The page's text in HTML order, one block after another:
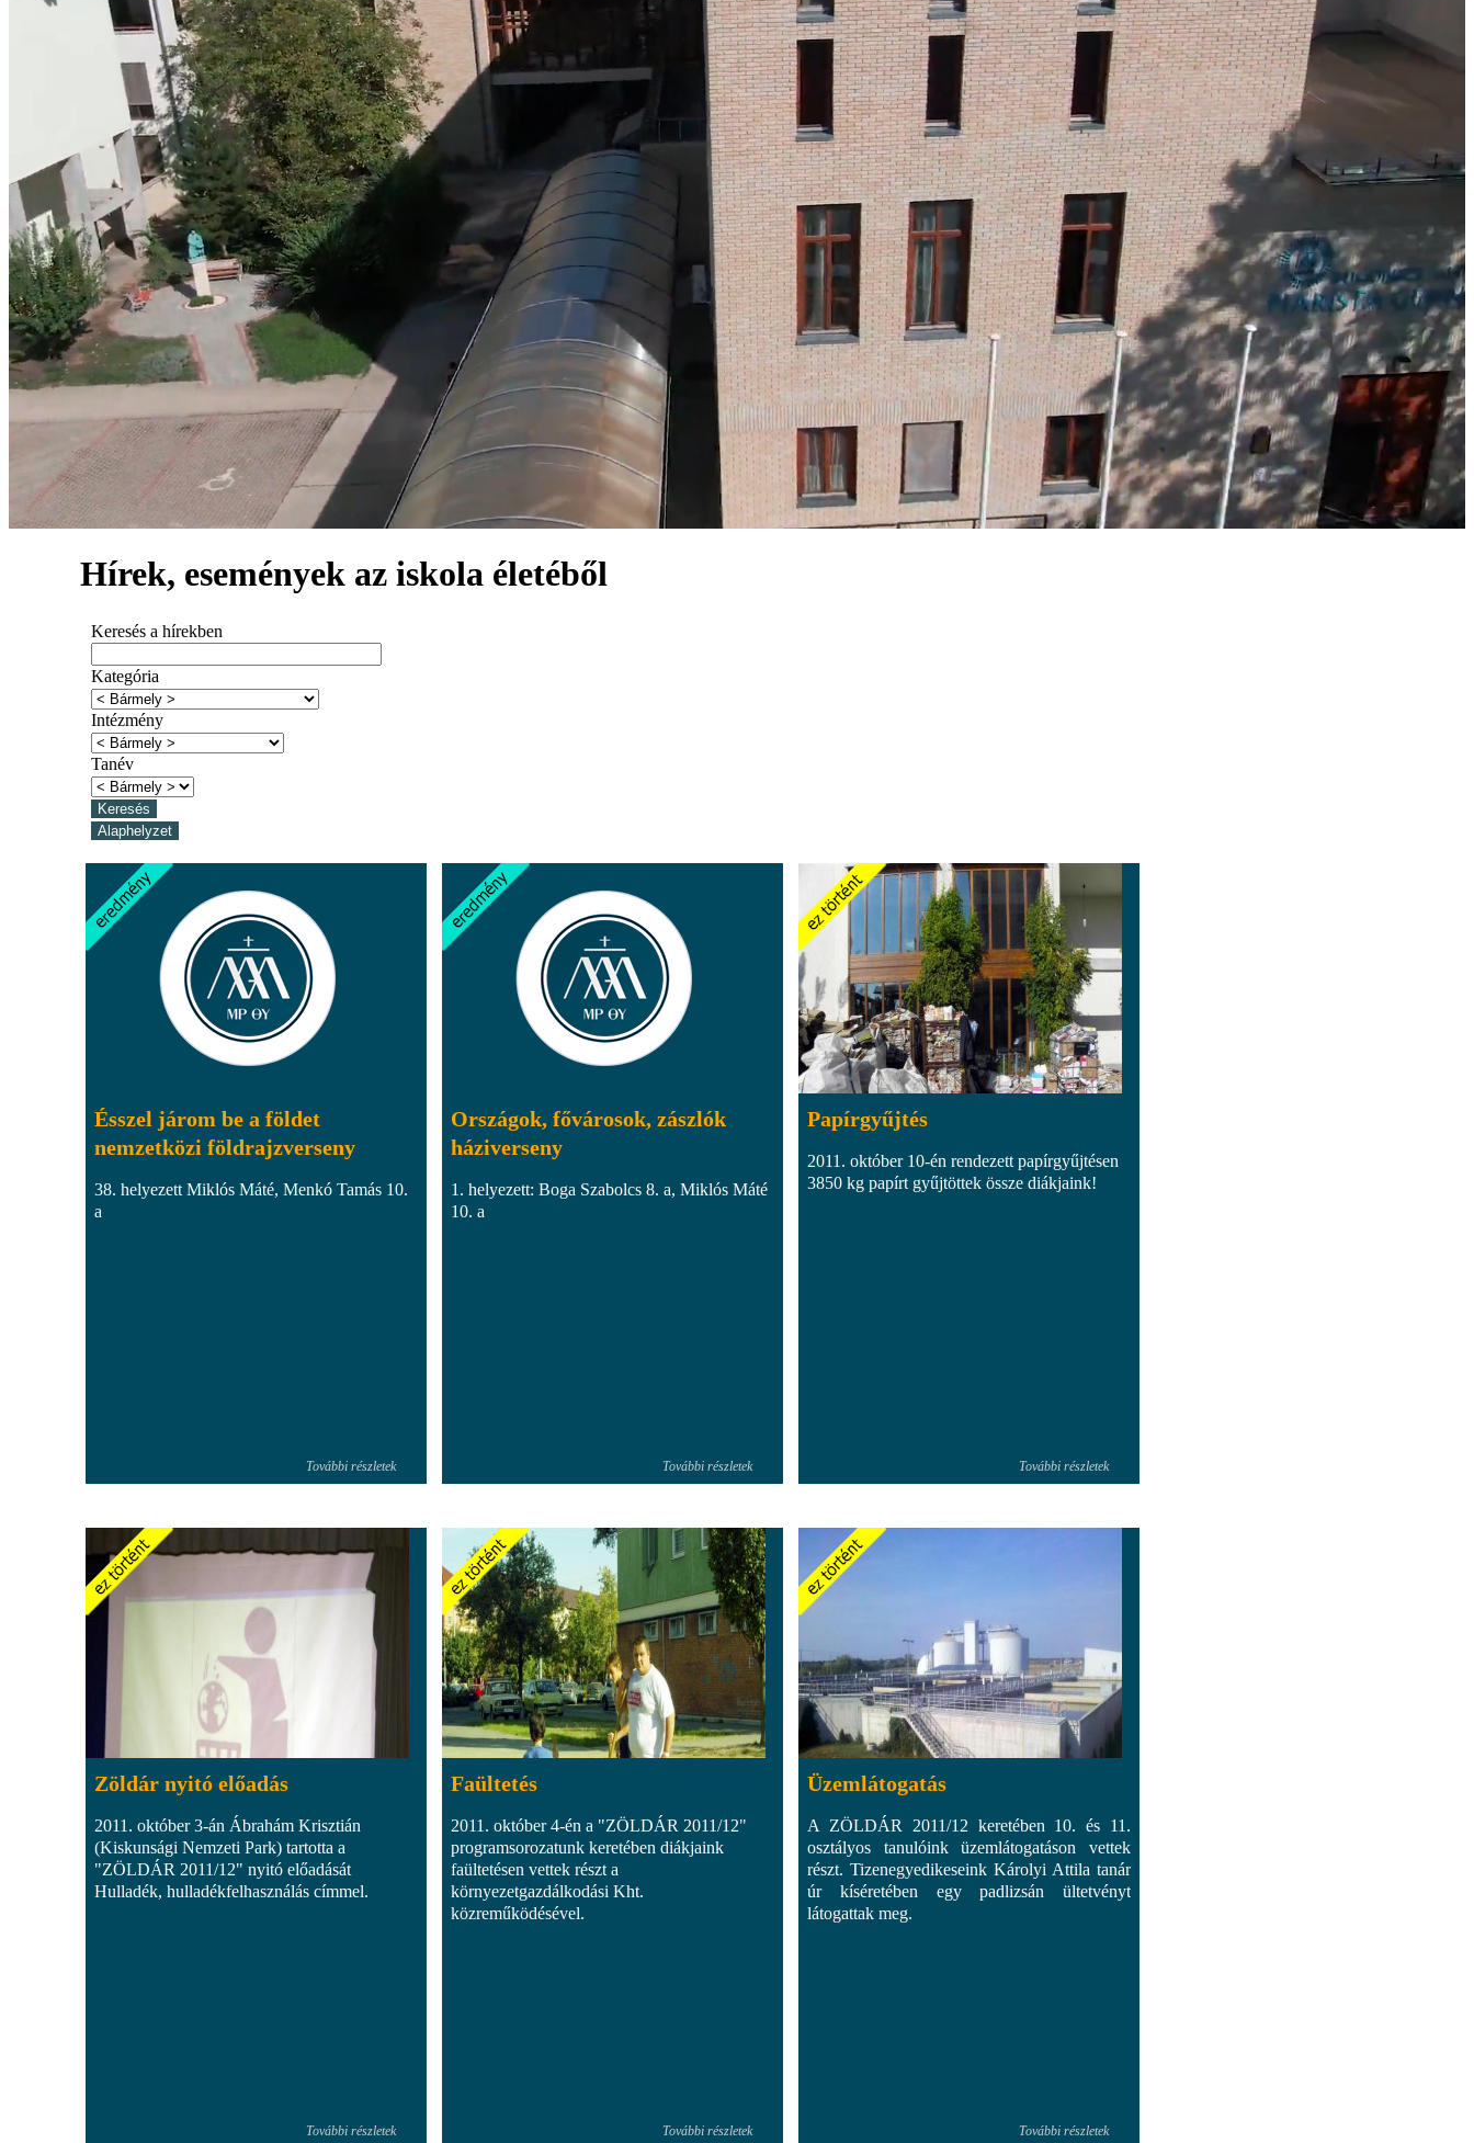
Hírek, események az iskola életéből
Keresés a hírekben
Kategória
Intézmény
Tanév
Ésszel járom be a földet
nemzetközi földrajzverseny
38. helyezett Miklós Máté, Menkó Tamás 10.
a
További részletek
Országok, fővárosok, zászlók
háziverseny
1. helyezett: Boga Szabolcs 8. a, Miklós Máté
10. a
További részletek
Papírgyűjtés
2011. október 10-én rendezett papírgyűjtésen
3850 kg papírt gyűjtöttek össze diákjaink!
További részletek
Zöldár nyitó előadás
2011. október 3-án Ábrahám Krisztián
(Kiskunsági Nemzeti Park) tartotta a
"ZÖLDÁR 2011/12" nyitó előadását
Hulladék, hulladékfelhasználás címmel.
További részletek
Faültetés
2011. október 4-én a "ZÖLDÁR 2011/12"
programsorozatunk keretében diákjaink
faültetésen vettek részt a
környezetgazdálkodási Kht.
közreműködésével.
További részletek
Üzemlátogatás
A ZÖLDÁR 2011/12 keretében 10. és 11.
osztályos tanulóink üzemlátogatáson vettek
részt. Tizenegyedikeseink Károlyi Attila tanár
úr kíséretében egy padlizsán ültetvényt
látogattak meg.
További részletek